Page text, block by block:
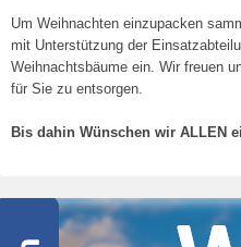
Um Weihnachten einzupacken
mit Unterstützung der
Weihnachtsbäume ein. Wir freuen
für Sie zu entsorgen.
Bis dahin Wünschen wir ALLEN